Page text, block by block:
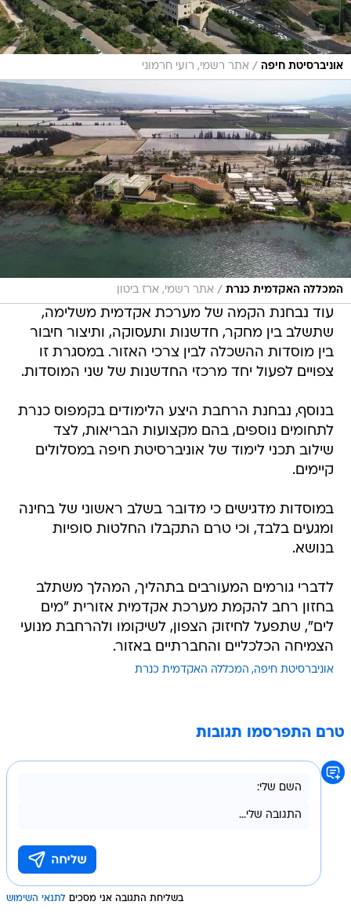
אוניברסיטת חיפה / אתר רשמי, רועי חרמוני
המכללה האקדמית כנרת / אתר רשמי, ארז ביטון
עוד נבחנת הקמה של מערכת אקדמית משלימה,
שתשלב בין מחקר, חדשנות ותעסוקה, ותיצור חיבור
בין מוסדות ההשכלה לבין צרכי האזור. במסגרת זו
צפויים לפעול יחד מרכזי החדשנות של שני המוסדות.
בנוסף, נבחנת הרחבת היצע הלימודים בקמפוס כנרת
לתחומים נוספים, בהם מקצועות הבריאות, לצד
שילוב תכני לימוד של אוניברסיטת חיפה במסלולים
קיימים.
במוסדות מדגישים כי מדובר בשלב ראשוני של בחינה
ומגעים בלבד, וכי טרם התקבלו החלטות סופיות
בנושא.
לדברי גורמים המעורבים בתהליך, המהלך משתלב
בחזון רחב להקמת מערכת אקדמית אזורית "מים
לים", שתפעל לחיזוק הצפון, לשיקומו ולהרחבת מנועי
הצמיחה הכלכליים והחברתיים באזור.
אוניברסיטת חיפה המכללה האקדמית כנרת
טרם התפרסמו תגובות
בשליחת התגובה אני מסכים לתנאי השימוש